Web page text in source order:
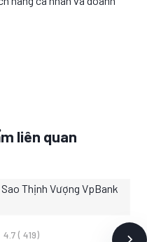
liên quan
4.7 ( 419)